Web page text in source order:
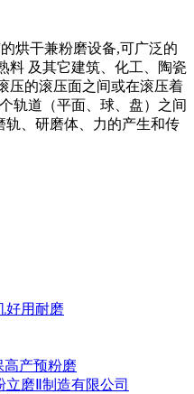
烘干兼粉磨设备,可广泛的
料 及其它建筑、化工、陶瓷
压的滚压面之间或在滚压着
轨道（平面、球、盘）之间
轨、研磨体、力的产生和传
好用耐磨
高产预粉磨
磨Ⅱ制造有限公司